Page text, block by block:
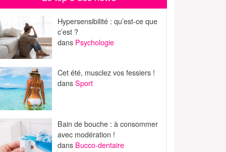
Hypersensibilité : qu’est-ce que
c’est ?
dans Psychologie
Cet été, musclez vos fessiers !
dansSport
Bain de bouche : à consommer
avec modération !
dans Bucco-dentaire